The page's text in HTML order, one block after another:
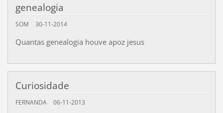
genealogia
SOM 30-11-2014
Quantas genealogia houve apoz jesus
Curiosidade
FERNANDA 06-11-2013